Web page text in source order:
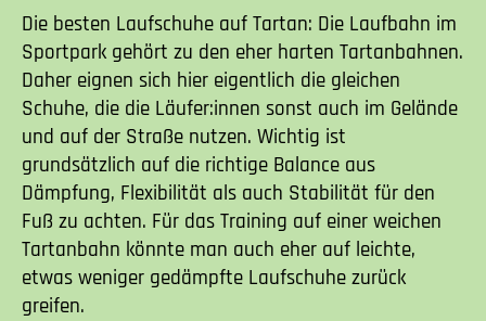
Die besten Laufschuhe auf Tartan: Die Laufbahn im
Sportpark gehört zu den eher harten Tartanbahnen.
Daher eignen sich hier eigentlich die gleichen
Schuhe, die die Läufer:innen sonst auch im Gelände
und auf der Straße nutzen. Wichtig ist
grundsätzlich auf die richtige Balance aus
Dämpfung, Flexibilität als auch Stabilität für den
Fuß zu achten. Für das Training auf einer weichen
Tartanbahn könnte man auch eher auf leichte,
etwas weniger gedämpfte Laufschuhe zurück
greifen.